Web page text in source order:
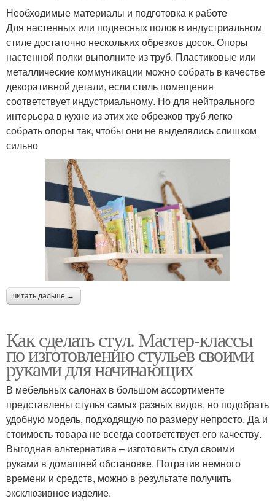
Необходимые материалы и подготовка к работе
Для настенных или подвесных полок в индустриальном
стиле достаточно нескольких обрезков досок. Опоры
настенной полки выполните из труб. Пластиковые или
металлические коммуникации можно собрать в качестве
декоративной детали, если стиль помещения
соответствует индустриальному. Но для нейтрального
интерьера в кухне из этих же обрезков труб легко
собрать опоры так, чтобы они не выделялись слишком
сильно
читать дальше →
Как сделать стул. Мастер-классы
по изготовлению стульев своими
руками для начинающих
В мебельных салонах в большом ассортименте
представлены стулья самых разных видов, но подобрать
удобную модель, подходящую по размеру непросто. Да и
стоимость товара не всегда соответствует его качеству.
Выгодная альтернатива – изготовить стул своими
руками в домашней обстановке. Потратив немного
времени и средств, можно в результате получить
эксклюзивное изделие.